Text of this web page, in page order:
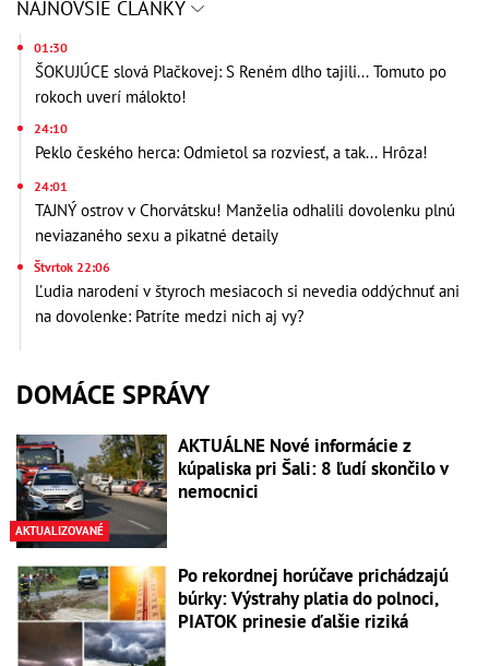
NAJNOVŠIE ČLÁNKY
01:30
ŠOKUJÚCE slová Plačkovej: S Reném dlho tajili... Tomuto po
rokoch uverí málokto!
24:10
Peklo českého herca: Odmietol sa rozviesť, a tak... Hrôza!
24:01
TAJNÝ ostrov v Chorvátsku! Manželia odhalili dovolenku plnú
neviazaného sexu a pikatné detaily
Štvrtok 22:06
Ľudia narodení v štyroch mesiacoch si nevedia oddýchnuť ani
na dovolenke: Patríte medzi nich aj vy?
DOMÁCE SPRÁVY
AKTUALIZOVANÉ
AKTUÁLNE Nové informácie z
kúpaliska pri Šali: 8 ľudí skončilo v
nemocnici
Po rekordnej horúčave prichádzajú
búrky: Výstrahy platia do polnoci,
PIATOK prinesie ďalšie riziká